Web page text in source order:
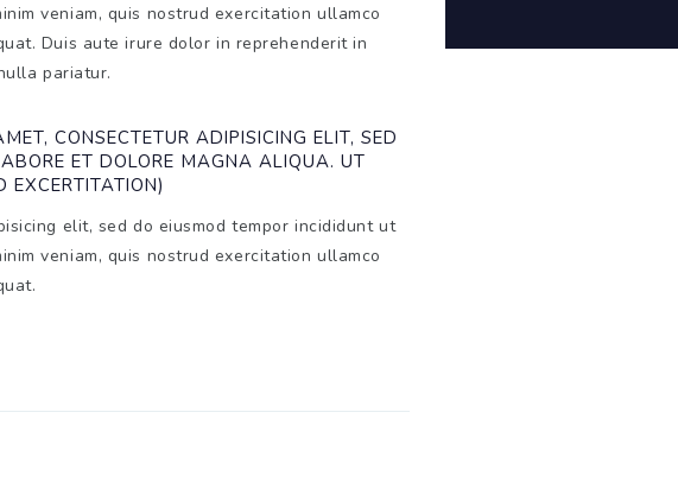
veniam, quis nostrud exercitation ullamco
Duis aute irure dolor in reprehenderit in
pariatur.
CONSECTETUR ADIPISICING ELIT, SED
ET DOLORE MAGNA ALIQUA. UT
EXCERTITATION)
elit, sed do eiusmod tempor incididunt ut
veniam, quis nostrud exercitation ullamco